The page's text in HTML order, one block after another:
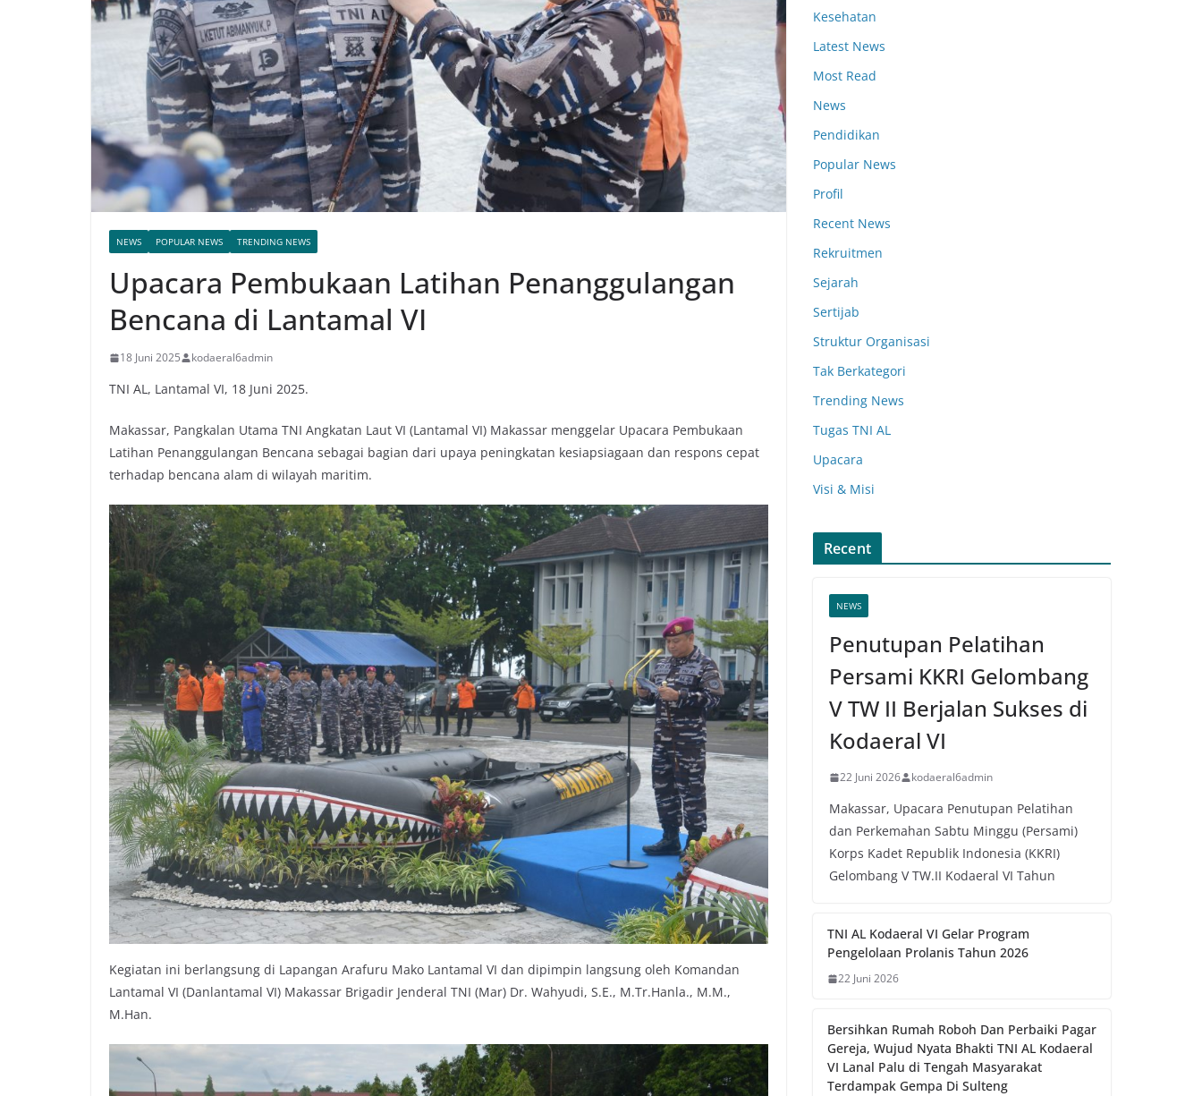
NEWS POPULAR NEWS TRENDING NEWS
Upacara Pembukaan Latihan Penanggulangan
Bencana di Lantamal VI
18 Juni 2025 kodaeral6admin
TNI AL, Lantamal VI, 18 Juni 2025.
Makassar, Pangkalan Utama TNI Angkatan Laut VI (Lantamal VI) Makassar menggelar Upacara Pembukaan
Latihan Penanggulangan Bencana sebagai bagian dari upaya peningkatan kesiapsiagaan dan respons cepat
terhadap bencana alam di wilayah maritim.
Kegiatan ini berlangsung di Lapangan Arafuru Mako Lantamal VI dan dipimpin langsung oleh Komandan
Lantamal VI (Danlantamal VI) Makassar Brigadir Jenderal TNI (Mar) Dr. Wahyudi, S.E., M.Tr.Hanla., M.M.,
M.Han.
Kesehatan
Latest News
Most Read
News
Pendidikan
Popular News
Profil
Recent News
Rekruitmen
Sejarah
Sertijab
Struktur Organisasi
Tak Berkategori
Trending News
Tugas TNI AL
Upacara
Visi & Misi
Recent
NEWS
Penutupan Pelatihan
Persami KKRI Gelombang
V TW II Berjalan Sukses di
Kodaeral VI
22 Juni 2026 kodaeral6admin
Makassar, Upacara Penutupan Pelatihan
dan Perkemahan Sabtu Minggu (Persami)
Korps Kadet Republik Indonesia (KKRI)
Gelombang V TW.II Kodaeral VI Tahun
TNI AL Kodaeral VI Gelar Program
Pengelolaan Prolanis Tahun 2026
22 Juni 2026
Bersihkan Rumah Roboh Dan Perbaiki Pagar
Gereja, Wujud Nyata Bhakti TNI AL Kodaeral
VI Lanal Palu di Tengah Masyarakat
Terdampak Gempa Di Sulteng